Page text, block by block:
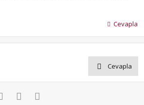
Cevapla
Cevapla
PinterestWhatsApp